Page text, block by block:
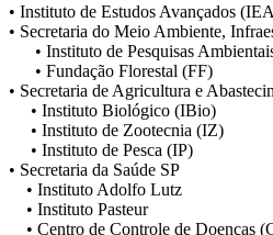
• Instituto de Estudos Avançados
• Secretaria do Meio Ambiente,
• Instituto de Pesquisas
• Fundação Florestal (FF)
• Secretaria de Agricultura e
• Instituto Biológico (IBio)
• Instituto de Zootecnia (IZ)
• Instituto de Pesca (IP)
• Secretaria da Saúde SP
• Instituto Adolfo Lutz
• Instituto Pasteur
• Centro de Controle de Doenças